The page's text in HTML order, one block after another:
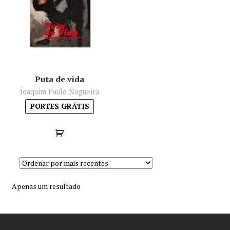
Minha conta
Política de privacidade
Mapa do site
Puta de vida
Joaquim Paulo Nogueira
PORTES GRÁTIS
Apenas um resultado